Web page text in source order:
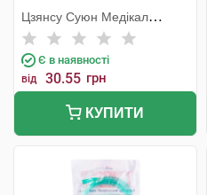
Цзянсу Суюн Медікал
Метіріалс
Є в наявності
від 30.55 грн
КУПИТИ